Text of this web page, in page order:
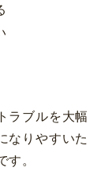
ラブルを大幅
なりやすいた
す。